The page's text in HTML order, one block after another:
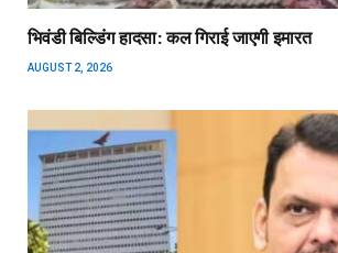
भिवंडी बिल्डिंग हादसा: कल गिराई जाएगी इमारत
AUGUST 2, 2026